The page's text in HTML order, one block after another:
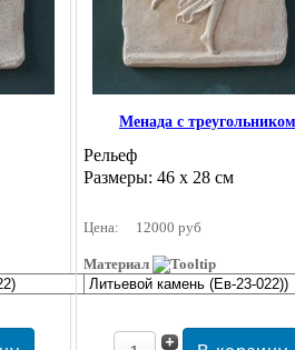
Менада с треугольником
Рельеф
Размеры: 46 х 28 см
Цена: 12000 руб
Материал